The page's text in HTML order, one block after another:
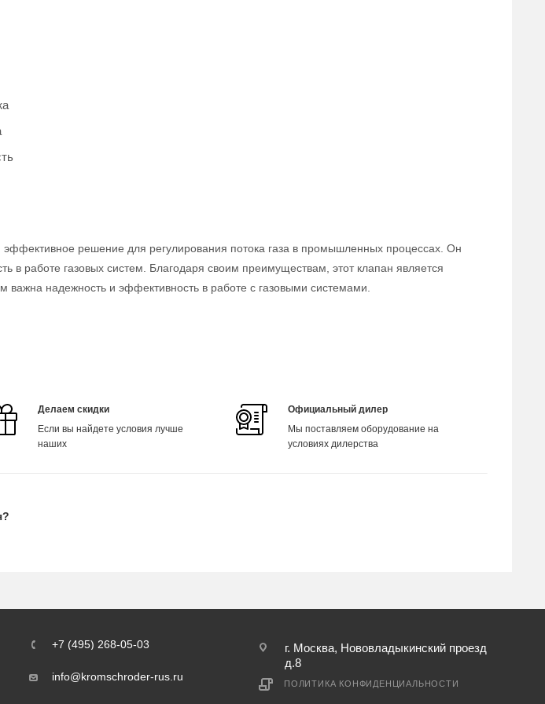
решение для регулирования потока газа в промышленных процессах. Он
в работе газовых систем. Благодаря своим преимуществам, этот клапан является
надежность и эффективность в работе с газовыми системами.
Делаем скидки
Если вы найдете условия лучше
наших
Официальный дилер
Мы поставляем оборудование на
условиях дилерства
+7 (495) 268-05-03
info@kromschroder-rus.ru
г. Москва, Нововладыкинский проезд
д.8
ПОЛИТИКА КОНФИДЕНЦИАЛЬНОСТИ